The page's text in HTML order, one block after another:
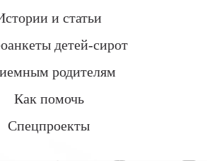
и статьи
детей-сирот
родителям
Как помочь
Спецпроекты